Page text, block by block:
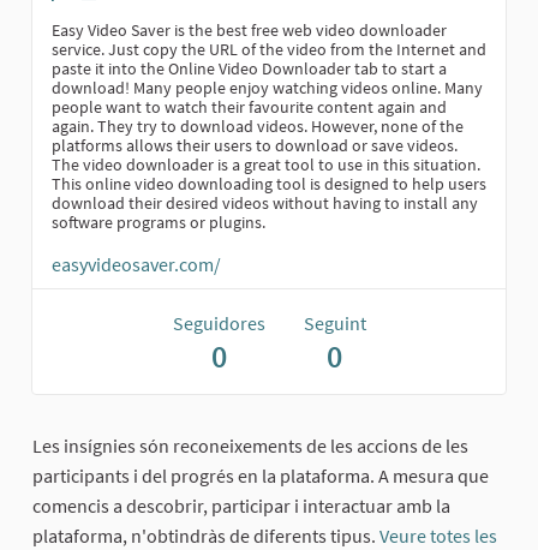
Denúncia
Easy Video Saver is the best free web video downloader
service. Just copy the URL of the video from the Internet and
paste it into the Online Video Downloader tab to start a
download! Many people enjoy watching videos online. Many
people want to watch their favourite content again and
again. They try to download videos. However, none of the
platforms allows their users to download or save videos.
The video downloader is a great tool to use in this situation.
This online video downloading tool is designed to help users
download their desired videos without having to install any
software programs or plugins.
easyvideosaver.com/
Seguidores
0
Seguint
0
Les insígnies són reconeixements de les accions de les
participants i del progrés en la plataforma. A mesura que
comencis a descobrir, participar i interactuar amb la
plataforma, n'obtindràs de diferents tipus. Veure totes les